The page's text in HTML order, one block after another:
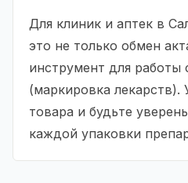
Для клиник и аптек в
это не только обмен
инструмент для
(маркировка лекарств).
товара и будьте
каждой упаковки